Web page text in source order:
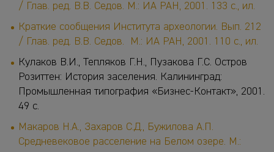
/ Глав. ред. В.В. Седов. М.: ИА РАН, 2001. 133 с., ил.
Краткие сообщения Института археологии. Вып. 212
/ Глав. ред. В.В. Седов. М.: ИА РАН, 2001. 110 с., ил.
Кулаков В.И., Тепляков Г.Н., Пузакова Г.С. Остров
Розиттен: История заселения. Калининград:
Промышленная типография «Бизнес-Контакт», 2001.
49 с.
Макаров Н.А., Захаров С.Д., Бужилова А.П.
Средневековое расселение на Белом озере. М.: